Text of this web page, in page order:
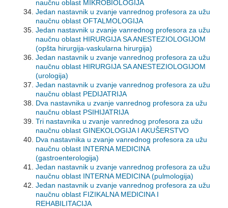
naučnu oblast MIKROBIOLOGIJA
Jedan nastavnik u zvanje vanrednog profesora za užu
naučnu oblast OFTALMOLOGIJA
Jedan nastavnik u zvanje vanrednog profesora za užu
naučnu oblast HIRURGIJA SA ANESTEZIOLOGIJOM
(opšta hirurgija-vaskularna hirurgija)
Jedan nastavnik u zvanje vanrednog profesora za užu
naučnu oblast HIRURGIJA SA ANESTEZIOLOGIJOM
(urologija)
Jedan nastavnik u zvanje vanrednog profesora za užu
naučnu oblast PEDIJATRIJA
Dva nastavnika u zvanje vanrednog profesora za užu
naučnu oblast PSIHIJATRIJA
Tri nastavnika u zvanje vanrednog profesora za užu
naučnu oblast GINEKOLOGIJA I AKUŠERSTVO
Dva nastavnika u zvanje vanrednog profesora za užu
naučnu oblast INTERNA MEDICINA
(gastroenterologija)
Jedan nastavnik u zvanje vanrednog profesora za užu
naučnu oblast INTERNA MEDICINA (pulmologija)
Jedan nastavnik u zvanje vanrednog profesora za užu
naučnu oblast FIZIKALNA MEDICINA I
REHABILITACIJA